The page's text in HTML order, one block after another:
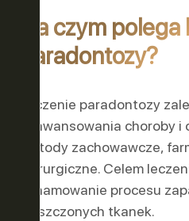
Na czym
paradontozy?
Leczenie paradontozy
zaawansowania choroby
metody zachowawcze,
chirurgiczne. Celem
zahamowanie procesu
zniszczonych tkanek.